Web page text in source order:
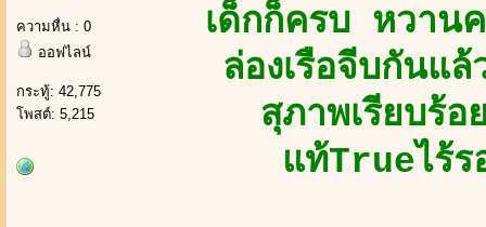
ความหื่น : 0
ออฟไลน์
กระทู้: 42,775
โพสต์: 5,215
เด็กก็ครบ หวาน
ล่องเรือจีบกันแ
สุภาพเรียบร้
แท้Trueไร้